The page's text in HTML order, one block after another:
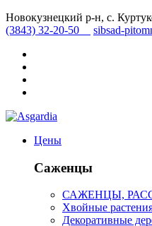
Новокузнецкий р-н, с.
(3843) 32-20-50
sibsad-
Цены
Саженцы
САЖЕНЦЫ,
Хвойные
Декоративные